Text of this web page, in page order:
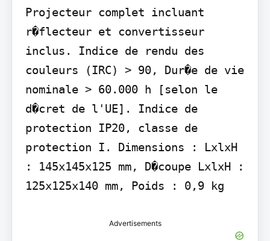
Projecteur complet incluant
r�flecteur et convertisseur
inclus. Indice de rendu des
couleurs (IRC) > 90, Dur�e de vie
nominale > 60.000 h [selon le
d�cret de l'UE]. Indice de
protection IP20, classe de
protection I. Dimensions : LxlxH
: 145x145x125 mm, D�coupe LxlxH :
125x125x140 mm, Poids : 0,9 kg
Advertisements